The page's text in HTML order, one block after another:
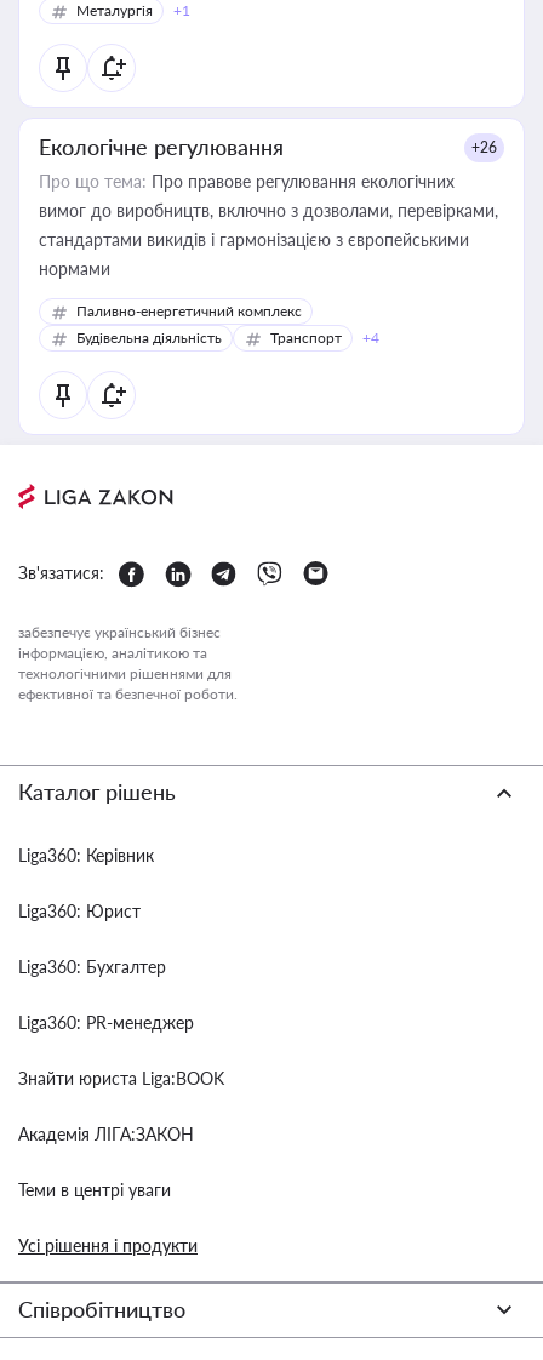
Металургія
+1
Екологічне регулювання +26
Про що тема: Про правове регулювання екологічних
вимог до виробництв, включно з дозволами, перевірками,
стандартами викидів і гармонізацією з європейськими
нормами
Паливно-енергетичний комплекс
Будівельна діяльність
Транспорт +4
Зв'язатися:
забезпечує український бізнес
інформацією, аналітикою та
технологічними рішеннями для
ефективної та безпечної роботи.
Каталог рішень
Liga360: Керівник
Liga360: Юрист
Liga360: Бухгалтер
Liga360: PR-менеджер
Знайти юриста Liga:BOOK
Академія ЛІГА:ЗАКОН
Теми в центрі уваги
Усі рішення і продукти
Співробітництво